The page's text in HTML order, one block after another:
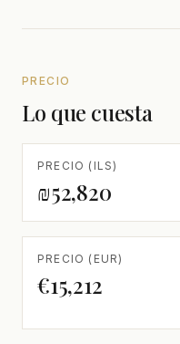
PRECIO
Lo que cuesta
PRECIO (ILS)
₪52,820
PRECIO (EUR)
€15,212